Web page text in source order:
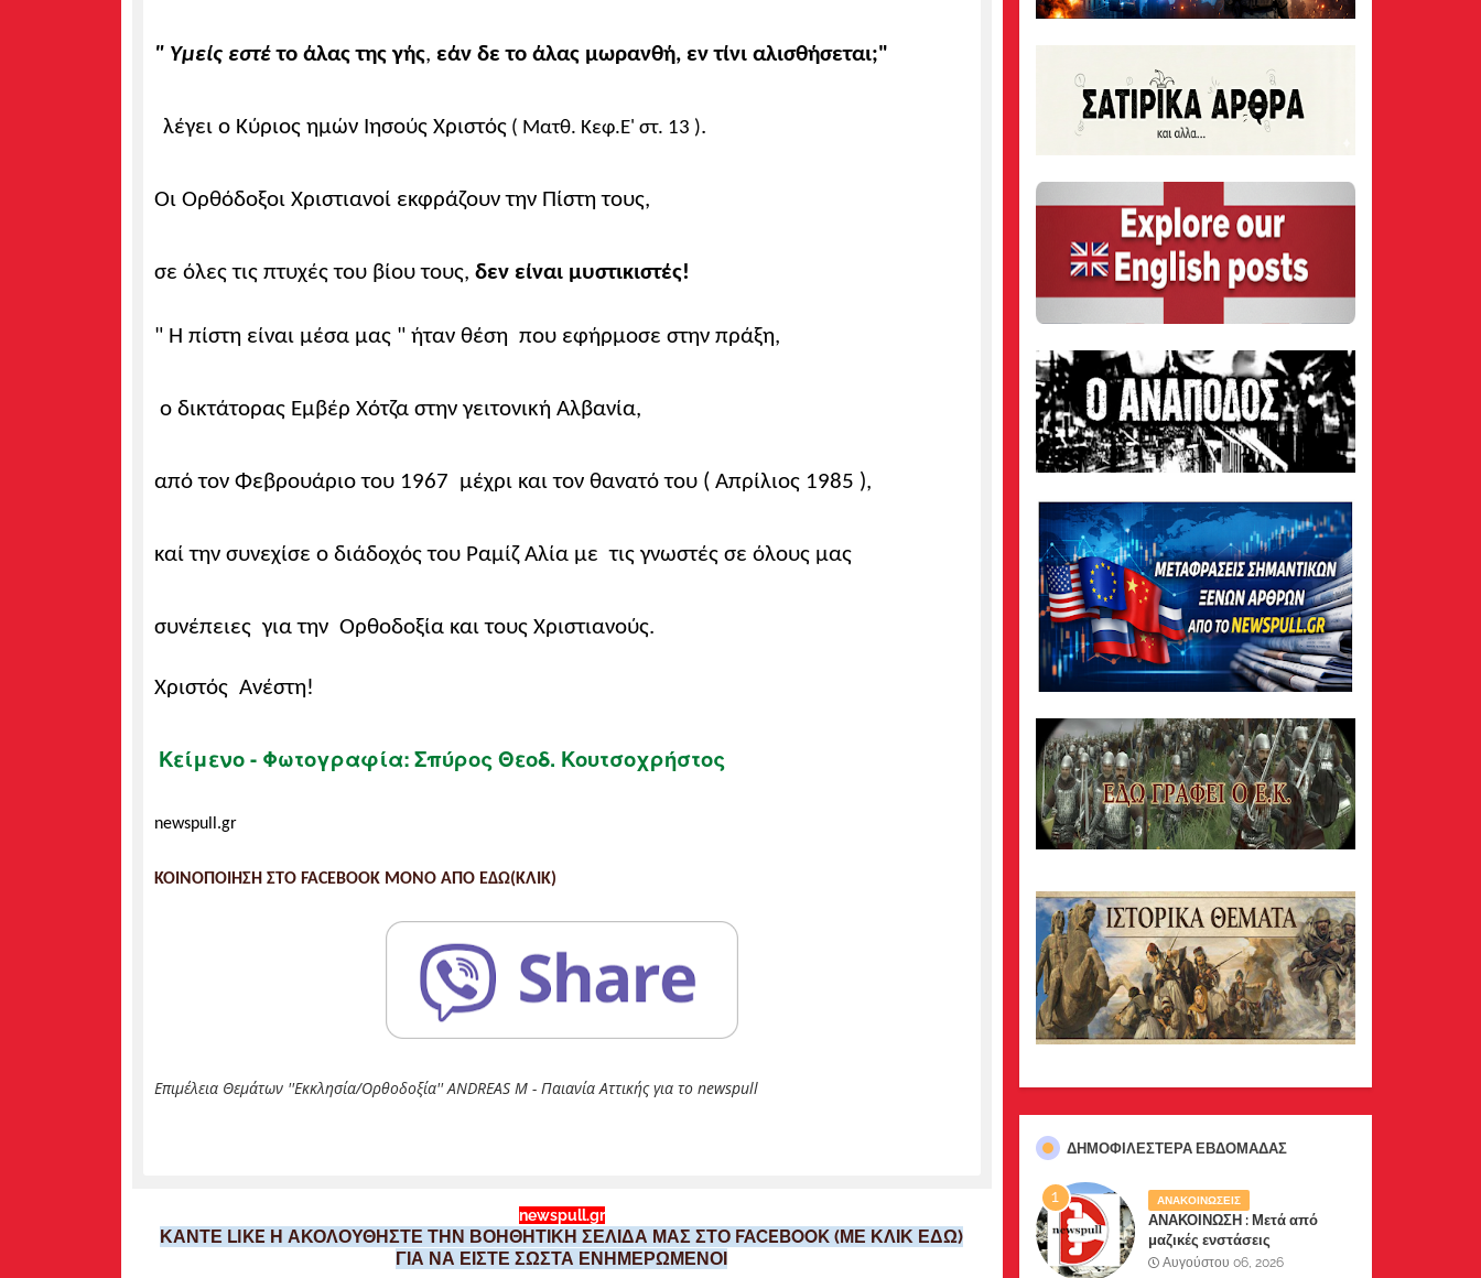
" Υμείς εστέτο άλας της γής, εάν δε το άλας μωρανθή, εν τίνι αλισθήσεται;"
λέγει ο Κύριος ημών Ιησούς Χριστός( Ματθ. Κεφ.Ε' στ. 13 ).
Οι Ορθόδοξοι Χριστιανοί εκφράζουν την Πίστη τους,
σε όλες τις πτυχές του βίου τους, δεν είναι μυστικιστές!
" Η πίστη είναι μέσα μας " ήταν θέση που εφήρμοσε στην πράξη,
ο δικτάτορας Εμβέρ Χότζα στην γειτονική Αλβανία,
από τον Φεβρουάριο του 1967 μέχρι και τον θανατό του ( Απρίλιος 1985 ),
καί τηνσυνεχίσε ο διάδοχός του Ραμίζ Αλία με τις γνωστές σε όλους μας
συνέπειες για την Ορθοδοξία και τους Χριστιανούς.
Χριστός Ανέστη!
Κείμενο - Φωτογραφία:Σπύρος Θεοδ. Κουτσοχρήστος
newspull.gr
ΚΟΙΝΟΠΟΙΗΣΗ ΣΤΟ FACEBOOK ΜΟΝΟ ΑΠΟ ΕΔΩ(ΚΛΙΚ)
Επιμέλεια Θεμάτων ''Εκκλησία/Ορθοδοξία'' ANDREAS M - Παιανία Αττικής για το newspull
newspull.gr
ΚΑΝΤΕ LIKE Η ΑΚΟΛΟΥΘΗΣΤΕ ΤΗΝ ΒΟΗΘΗΤΙΚΗ ΣΕΛΙΔΑ ΜΑΣ ΣΤΟ FACEBOOK (ΜΕ ΚΛΙΚ ΕΔΩ)
ΓΙΑ ΝΑ ΕΙΣΤΕ ΣΩΣΤΑ ΕΝΗΜΕΡΩΜΕΝΟΙ
ΔΗΜΟΦΙΛΈΣΤΕΡΑ ΕΒΔΟΜΆΔΑΣ
ΑΝΑΚΟΙΝΩΣΕΙΣ
ΑΝΑΚΟΙΝΩΣΗ : Μετά από
μαζικές ενστάσεις
αναγνωστών μας, το site μας
Αυγούστου 06, 2026